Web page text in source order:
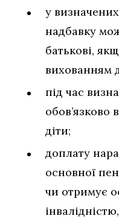
у
надбавку
батькові,
вихованням
під час
обов’язково
діти;
доплату
основної
чи отримує